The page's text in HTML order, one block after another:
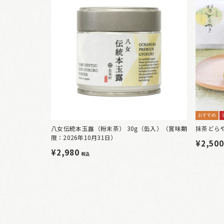
八女伝統本玉露（粉末茶） 30g（缶入）（賞味期
限：2026年10月31日）
¥2,980税込
おすすめ
抹茶どら